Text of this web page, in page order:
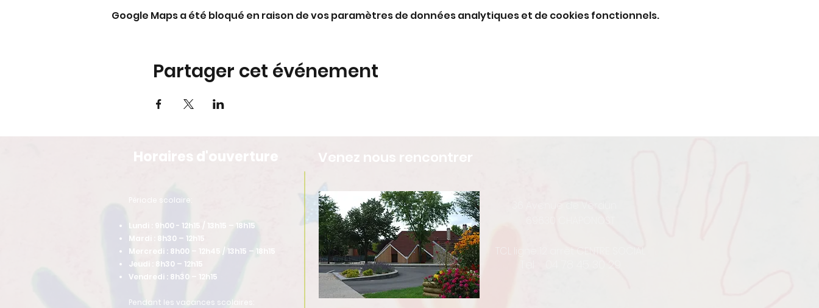
Google Maps a été bloqué en raison de vos paramètres de données analytiques et de cookies fonctionnels.
Partager cet événement
Horaires d'ouverture Venez nous rencontrer
​Période scolaire:
Lundi : 9h00 - 12h15 / 13h15 – 18h15
Mardi : 8h30 – 12h15
Mercredi : 8h00 – 12h45 / 13h15 – 18h15
Jeudi : 8h30 – 12h15
Vendredi : 8h30 – 12h15
Pendant les vacances scolaires: